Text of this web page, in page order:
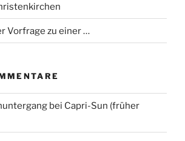
Vorfrage zu einer …
bei Capri-Sun (früher